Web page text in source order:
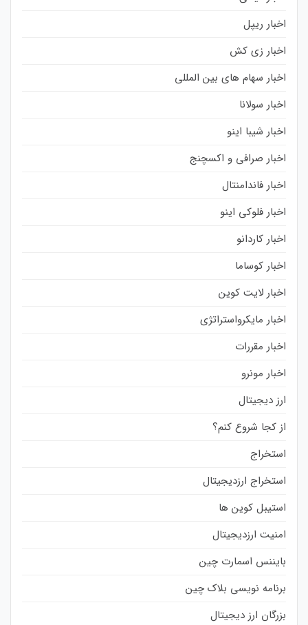
اخبار ریپل
اخبار زی کش
اخبار سهام های بین المللی
اخبار سولانا
اخبار شیبا اینو
اخبار صرافی و اکسچنج
اخبار فاندامنتال
اخبار فلوکی اینو
اخبار کاردانو
اخبار کوساما
اخبار لایت کوین
اخبار مایکرواستراتژی
اخبار مقررات
اخبار مونرو
ارز دیجیتال
از کجا شروع کنم؟
استخراج
استخراج ارزدیجیتال
استیبل کوین ها
امنیت ارزدیجیتال
بایننس اسمارت چین
برنامه نویسی بلاک چین
بزرگان ارز دیجیتال